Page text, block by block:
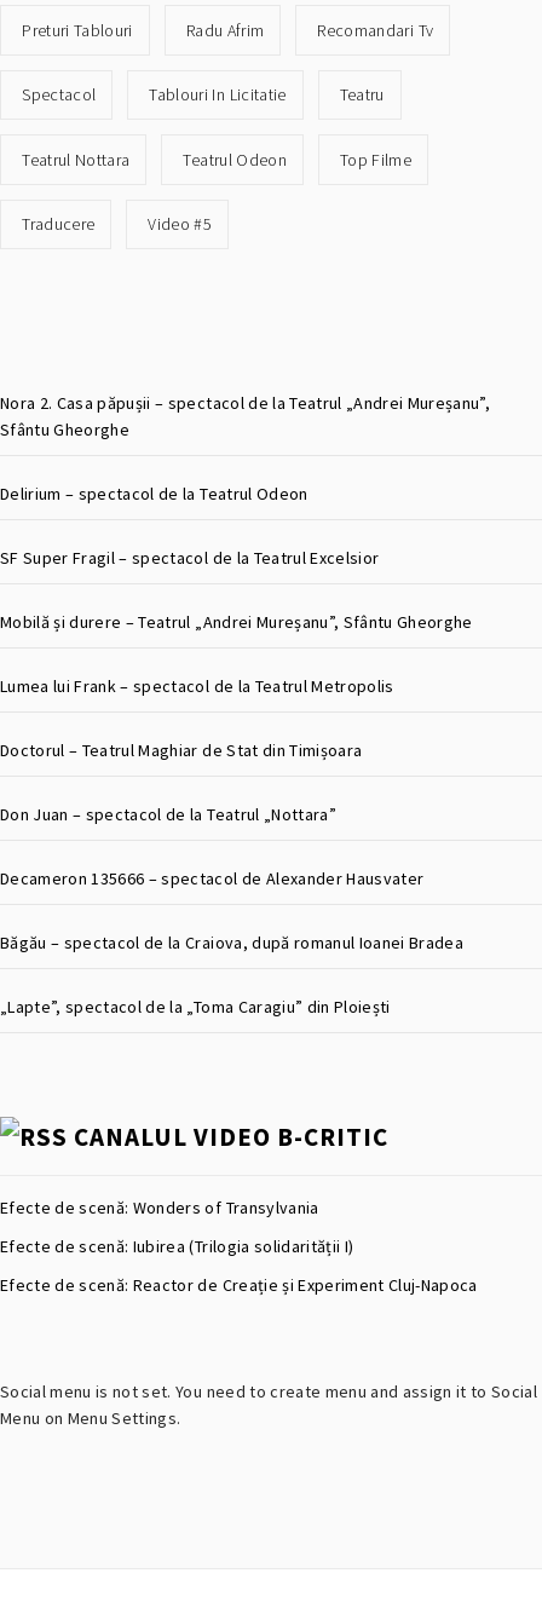
Preturi Tablouri Radu Afrim Recomandari Tv
Spectacol Tablouri In Licitatie Teatru
Teatrul Nottara Teatrul Odeon Top Filme
Traducere Video #5
Nora 2. Casa păpușii – spectacol de la Teatrul „Andrei Mureșanu”,
Sfântu Gheorghe
Delirium – spectacol de la Teatrul Odeon
SF Super Fragil – spectacol de la Teatrul Excelsior
Mobilă și durere – Teatrul „Andrei Mureșanu”, Sfântu Gheorghe
Lumea lui Frank – spectacol de la Teatrul Metropolis
Doctorul – Teatrul Maghiar de Stat din Timișoara
Don Juan – spectacol de la Teatrul „Nottara”
Decameron 135666 – spectacol de Alexander Hausvater
Băgău – spectacol de la Craiova, după romanul Ioanei Bradea
„Lapte”, spectacol de la „Toma Caragiu” din Ploiești
CANALUL VIDEO B-CRITIC
Efecte de scenă: Wonders of Transylvania
Efecte de scenă: Iubirea (Trilogia solidarității I)
Efecte de scenă: Reactor de Creație și Experiment Cluj-Napoca
Social menu is not set. You need to create menu and assign it to Social
Menu on Menu Settings.